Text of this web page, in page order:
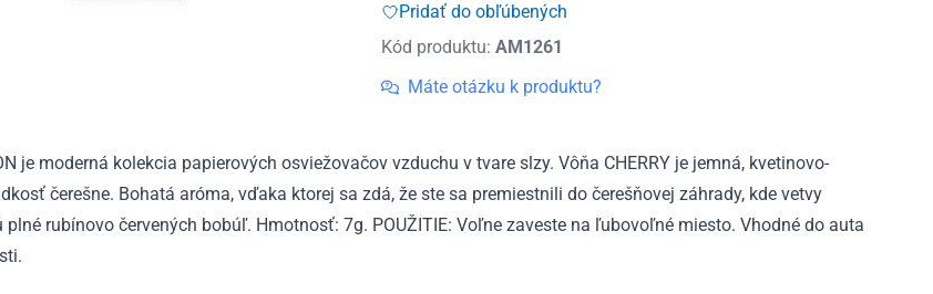
Pridať do obľúbených
Kód produktu: AM1261
Máte otázku k produktu?
je moderná kolekcia papierových osviežovačov vzduchu v tvare slzy. Vôňa CHERRY je jemná, kvetinovo-
čerešne. Bohatá aróma, vďaka ktorej sa zdá, že ste sa premiestnili do čerešňovej záhrady, kde vetvy
plné rubínovo červených bobúľ. Hmotnosť: 7g. POUŽITIE: Voľne zaveste na ľubovoľné miesto. Vhodné do auta